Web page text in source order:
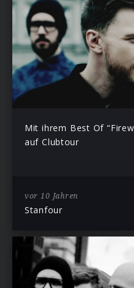
Mit ihrem Best Of
auf Clubtour
vor 10 Jahren
Stanfour